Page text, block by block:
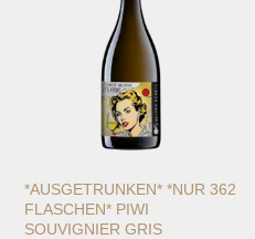
*AUSGETRUNKEN* *NUR 362
FLASCHEN* PIWI
SOUVIGNIER GRIS